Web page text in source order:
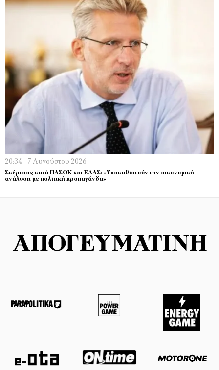
20:34 - 7 Αυγούστου 2026
Σκέρτσος κατά ΠΑΣΟΚ και ΕΛΑΣ: «Υποκαθιστούν την οικονομική
ανάλυση με πολιτική προπαγάνδα»